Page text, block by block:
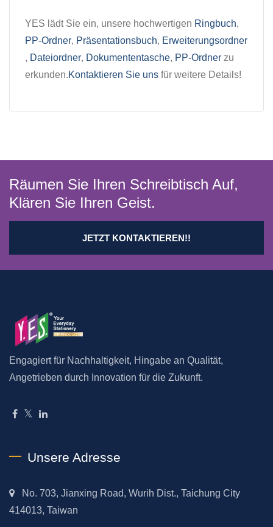
YES lädt Sie ein, unsere hochwertigen Ringbuch,
PP-Ordner, Präsentationsbuch, Erweiterungsordner
, Dateiordner, Dokumententasche, PP-Ordner zu
erkunden.Kontaktieren Sie uns für weitere Details!
Räumen Sie Ihren Schreibtisch Auf,
Klären Sie Ihren Geist.
JETZT KONTAKTIEREN!!
Engagiert für Nachhaltigkeit, Hingabe an Qualität,
Angetrieben durch Innovation für die Zukunft.
Unsere Adresse
No. 703, Jianxing Road, Wurih Dist., Taichung City
414013, Taiwan